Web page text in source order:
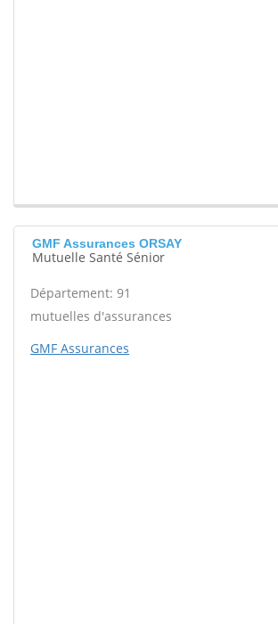
GMF Assurances ORSAY
Mutuelle Santé Sénior
Département: 91
mutuelles d'assurances
GMF Assurances